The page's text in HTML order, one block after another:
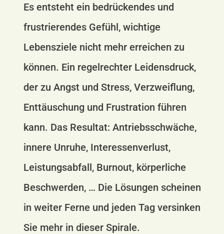
Es entsteht ein bedrückendes und
frustrierendes Gefühl, wichtige
Lebensziele nicht mehr erreichen zu
können. Ein regelrechter Leidensdruck,
der zu Angst und Stress, Verzweiflung,
Enttäuschung und Frustration führen
kann. Das Resultat: Antriebsschwäche,
innere Unruhe, Interessenverlust,
Leistungsabfall, Burnout, körperliche
Beschwerden, … Die Lösungen scheinen
in weiter Ferne und jeden Tag versinken
Sie mehr in dieser Spirale.